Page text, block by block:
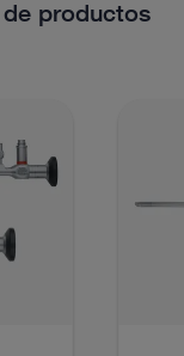
productos